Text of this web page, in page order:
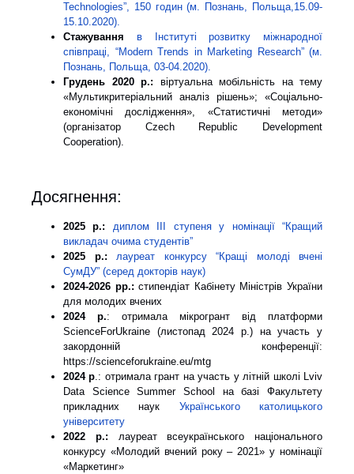
Technologies”, 150 годин (м. Познань, Польща,15.09-
15.10.2020).
Стажування в Інституті розвитку міжнародної
співпраці, “Modern Trends in Marketing Research”(м.
Познань, Польща, 03-04.2020).
Грудень 2020 р.: віртуальна мобільність на тему
«Мультикритеріальний аналіз рішень»; «Соціально-
економічні дослідження», «Статистичні методи»
(організатор Czech Republic Development
Cooperation).
Досягнення:
2025 р.:
диплом ІІІ ступеня у номінації “Кращий
викладач очима студентів”
2025 р.: лауреат конкурсу “Кращі молоді вчені
СумДУ” (серед докторів наук)
2024-2026 рр.:стипендіат Кабінету Міністрів України
для молодих вчених
2024 р.: отримала мікрогрант від платформи
ScienceForUkraine (листопад 2024 р.) на участь у
закордонній конференції:
https://scienceforukraine.eu/mtg
2024 р.: отримала грант на участь у літній школі Lviv
Data Science Summer School на базі Факультету
прикладних наук Українського католицького
університету
2022 р.: лауреат всеукраїнського національного
конкурсу «Молодий вчений року – 2021» у номінації
«Маркетинг»